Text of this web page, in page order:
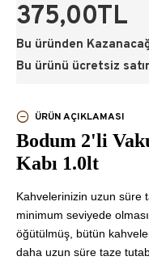
375,00TL
Bu üründen
Bu ürünü ücretsiz
ÜRÜN AÇIKLAMASI
Bodum 2'li
Kabı 1.0lt
Kahvelerinizin uzun süre
minimum seviyede
öğütülmüş, bütün
daha uzun süre taze